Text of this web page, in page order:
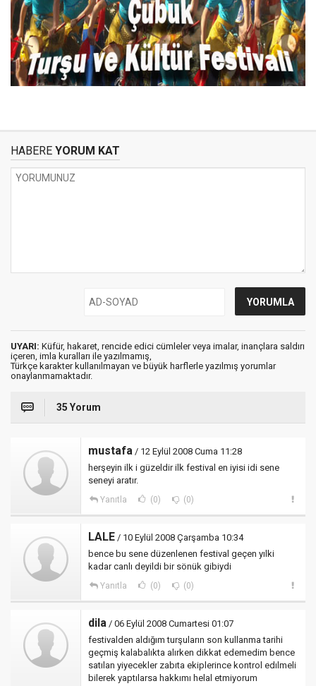
HABERE YORUM KAT
UYARI: Küfür, hakaret, rencide edici cümleler veya imalar, inançlara saldırı
içeren, imla kuralları ile yazılmamış,
Türkçe karakter kullanılmayan ve büyük harflerle yazılmış yorumlar
onaylanmamaktadır.
35 Yorum
mustafa / 12 Eylül 2008 Cuma 11:28
herşeyin ilk i güzeldir ilk festival en iyisi idi sene
seneyi aratır.
Yanıtla (0) (0)
LALE / 10 Eylül 2008 Çarşamba 10:34
bence bu sene düzenlenen festival geçen yılki
kadar canlı deyildi bir sönük gibiydi
Yanıtla (0) (0)
dila / 06 Eylül 2008 Cumartesi 01:07
festivalden aldığım turşuların son kullanma tarihi
geçmiş kalabalıkta alırken dikkat edemedim bence
satılan yiyecekler zabıta ekiplerince kontrol edılmeli
bilerek yaptılarsa hakkımı helal etmiyorum